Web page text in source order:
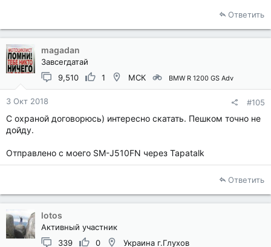
Ответить
magadan
Завсегдатай
9,510
1 МСК BMW R 1200 GS Adv
3 Окт 2018 #105
С охраной договорюсь) интересно скатать. Пешком точно не
дойду.
Отправлено с моего SM-J510FN через Tapatalk
Ответить
lotos
Активный участник
339
0 Украина г.Глухов